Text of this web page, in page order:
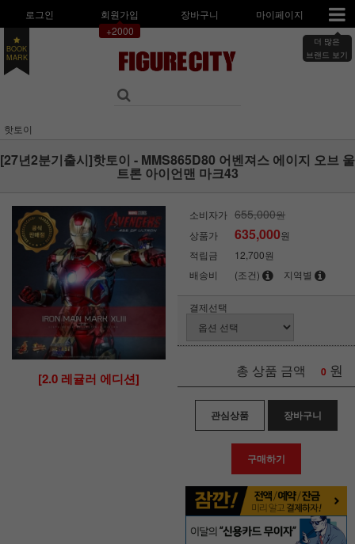
로그인
회원가입
+2000
장바구니 마이페이지
더 많은
브랜드 보기
BOOK
MARK
핫토이
[27년2분기출시]핫토이 - MMS865D80 어벤져스 에이지 오브 울
트론 아이언맨 마크43
[2.0 레귤러 에디션]
소비자가 655,000원
상품가
635,000원
적립금
12,700원
배송비
(조건) 지역별
결제선택
총 상품 금액 0 원
관심상품 장바구니
구매하기